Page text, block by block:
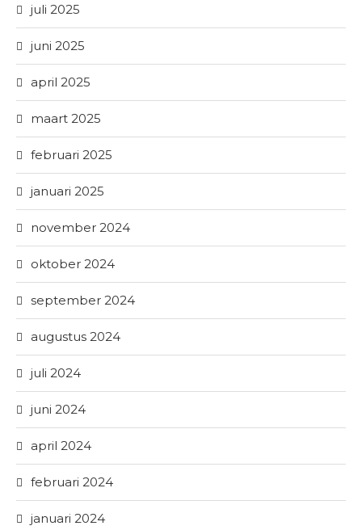
juli 2025
juni 2025
april 2025
maart 2025
februari 2025
januari 2025
november 2024
oktober 2024
september 2024
augustus 2024
juli 2024
juni 2024
april 2024
februari 2024
januari 2024